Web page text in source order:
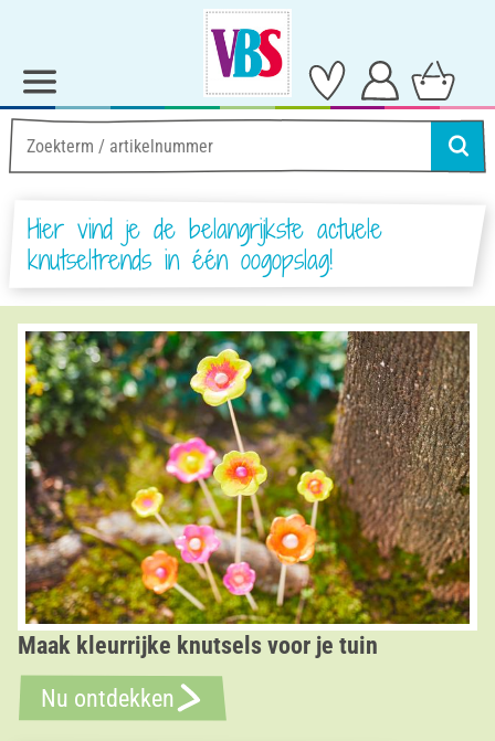
Hier vind je de belangrijkste actuele
knutseltrends in één oogopslag!
Maak kleurrijke knutsels voor je tuin
Nu ontdekken